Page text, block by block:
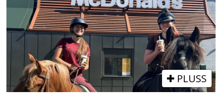
PLUSS